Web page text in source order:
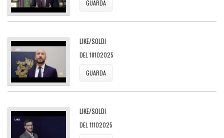
GUARDA
LIKE/SOLDI
DEL 18102025
GUARDA
LIKE/SOLDI
DEL 11102025